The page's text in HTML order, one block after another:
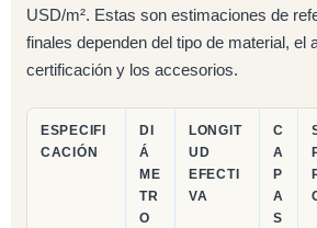
USD/m². Estas son estimaciones de
finales dependen del tipo de material, el
certificación y los accesorios.
ESPECIFI
CACIÓN
DI
Á
ME
TR
O
LONGIT
UD
EFECTI
VA
C
A
P
A
S